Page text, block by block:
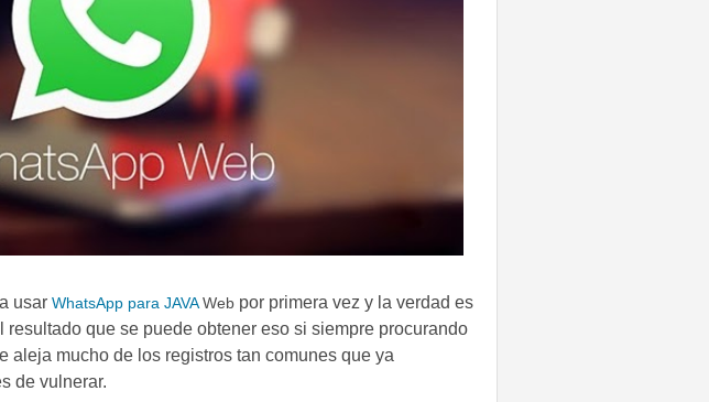
usar WhatsApp para JAVAWeb por primera vez y la verdad es
que se puede obtener eso si siempre procurando
aleja mucho de los registros tan comunes que ya
de vulnerar.